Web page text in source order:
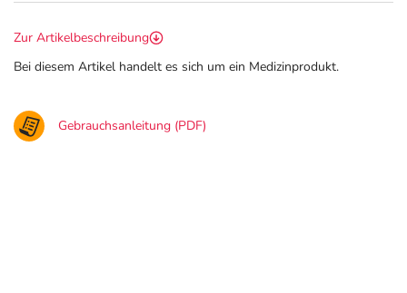
Zur Artikelbeschreibung
Bei diesem Artikel handelt es sich um ein Medizinprodukt.
Gebrauchsanleitung (PDF)